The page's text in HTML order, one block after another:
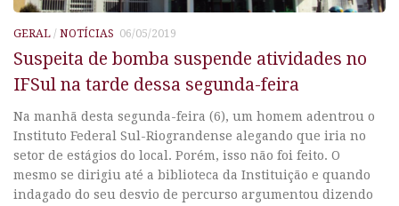
GERAL / NOTÍCIAS 06/05/2019
Suspeita de bomba suspende atividades no
IFSul na tarde dessa segunda-feira
Na manhã desta segunda-feira (6), um homem adentrou o
Instituto Federal Sul-Riograndense alegando que iria no
setor de estágios do local. Porém, isso não foi feito. O
mesmo se dirigiu até a biblioteca da Instituição e quando
indagado do seu desvio de percurso argumentou dizendo